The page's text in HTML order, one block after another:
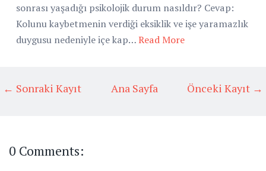
sonrası yaşadığı psikolojik durum nasıldır? Cevap:
Kolunu kaybetmenin verdiği eksiklik ve işe yaramazlık
duygusu nedeniyle içe kap…Read More
← Sonraki Kayıt Önceki Kayıt →
Ana Sayfa
0 Comments: